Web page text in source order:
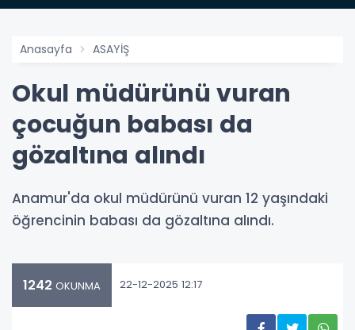
Anasayfa ASAYİŞ
Okul müdürünü vuran
çocuğun babası da
gözaltına alındı
Anamur'da okul müdürünü vuran 12 yaşındaki
öğrencinin babası da gözaltına alındı.
1242 OKUNMA 22-12-2025 12:17